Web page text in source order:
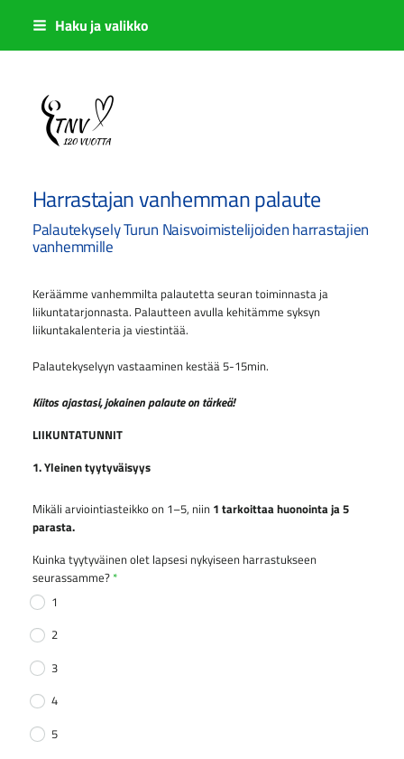
Siirry
sisältöön
Haku ja valikko
Sivuston etusivulle
Harrastajan vanhemman palaute
Palautekysely Turun Naisvoimistelijoiden harrastajien
vanhemmille
Keräämme vanhemmilta palautetta seuran toiminnasta ja
liikuntatarjonnasta. Palautteen avulla kehitämme syksyn
liikuntakalenteria ja viestintää.
Palautekyselyyn vastaaminen kestää 5-15min.
Kiitos ajastasi, jokainen palaute on tärkeä!
LIIKUNTATUNNIT
1. Yleinen tyytyväisyys
Mikäli arviointiasteikko on 1–5, niin 1 tarkoittaa huonointa ja 5
parasta.
Kuinka tyytyväinen olet lapsesi nykyiseen harrastukseen
seurassamme?*
1
2
3
4
5